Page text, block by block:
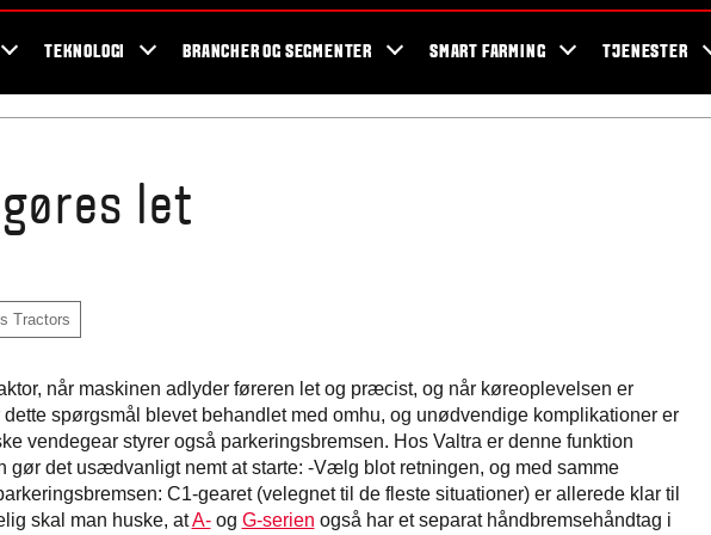
TEKNOLOGI BRANCHER OG SEGMENTER SMART FARMING TJENESTER
let
Tractors
når maskinen adlyder føreren let og præcist, og når køreoplevelsen er
spørgsmål blevet behandlet med omhu, og unødvendige komplikationer er
vendegear styrer også parkeringsbremsen. Hos Valtra er denne funktion
gør det usædvanligt nemt at starte: -Vælg blot retningen, og med samme
C1-gearet (velegnet til de fleste situationer) er allerede klar til
skal man huske, atA-og G-serien også har et separat håndbremsehåndtag i